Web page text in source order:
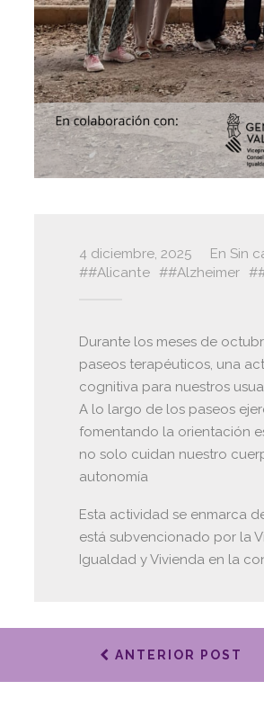
4 diciembre, 2025 En Sin
#Alicante
#Alzheimer
Durante los meses de
paseos terapéuticos, una
cognitiva para nuestros
A lo largo de los paseos
fomentando la orientación
no solo cuidan nuestro
autonomía
Esta actividad se enmarca
está subvencionado por la
Igualdad y Vivienda en la
ANTERIOR POST